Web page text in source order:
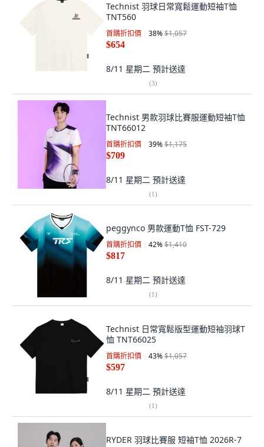
Technist 羽球日常寬鬆運動短袖T恤
TNT560
首購折扣價 38%$1,057
$654
8/11 星期二 預計送達
(3)
Technist 男款羽球比賽服運動短袖T恤
TNT66012
首購折扣價 39%$1,175
$709
8/11 星期二 預計送達
(1)
peggynco 男款運動T恤 FST-729
首購折扣價 42%$1,410
$817
8/11 星期二 預計送達
(1)
Technist 日常寬鬆版型運動短袖羽球T
恤 TNT66025
首購折扣價 43%$1,057
$597
8/11 星期二 預計送達
(1)
RYDER 羽球比賽服 短袖T恤 2026R-7